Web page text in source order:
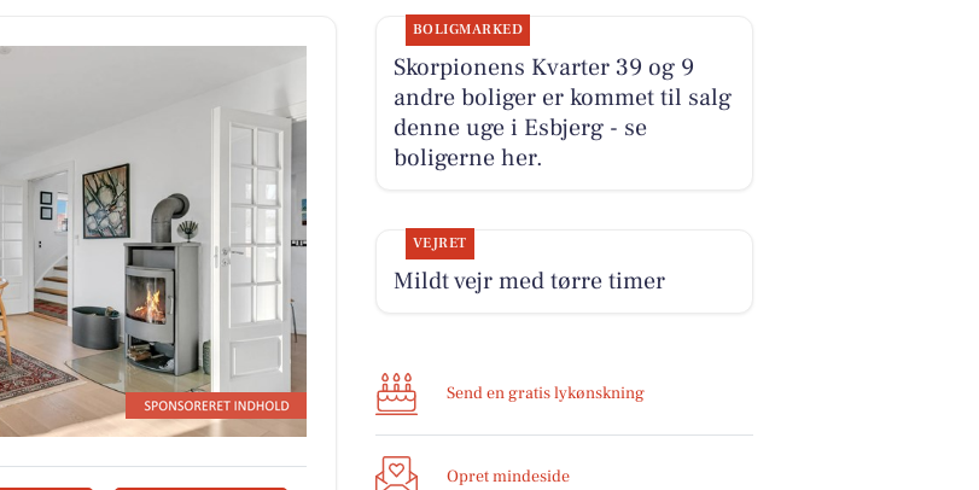
BOLIGMARKED
Skorpionens Kvarter 39 og 9
andre boliger er kommet til salg
denne uge i Esbjerg - se
boligerne her.
VEJRET
Mildt vejr med tørre timer
Send en gratis lykønskning
Opret mindeside